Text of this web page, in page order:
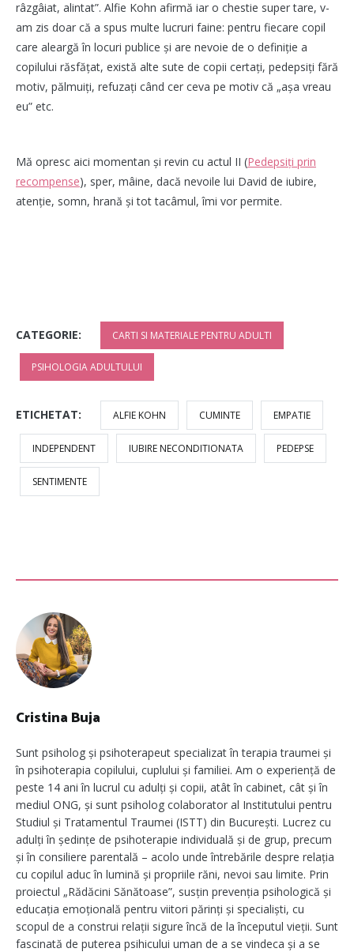
râzgâiat, alintat”. Alfie Kohn afirmă iar o chestie super tare, v-
am zis doar că a spus multe lucruri faine: pentru fiecare copil
care aleargă în locuri publice şi are nevoie de o definiţie a
copilului răsfăţat, există alte sute de copii certaţi, pedepsiţi fără
motiv, pălmuiți, refuzaţi când cer ceva pe motiv că „aşa vreau
eu” etc.
Mă opresc aici momentan și revin cu actul II (Pedepsiți prin
recompense), sper, mâine, dacă nevoile lui David de iubire,
atenție, somn, hrană și tot tacâmul, îmi vor permite.
CATEGORIE: CARTI SI MATERIALE PENTRU ADULTI
PSIHOLOGIA ADULTULUI
ETICHETAT: ALFIE KOHN CUMINTE EMPATIE
INDEPENDENT IUBIRE NECONDITIONATA PEDEPSE
SENTIMENTE
Cristina Buja
Sunt psiholog și psihoterapeut specializat în terapia traumei și
în psihoterapia copilului, cuplului și familiei. Am o experiență de
peste 14 ani în lucrul cu adulți și copii, atât în cabinet, cât și în
mediul ONG, și sunt psiholog colaborator al Institutului pentru
Studiul și Tratamentul Traumei (ISTT) din București. Lucrez cu
adulți în ședințe de psihoterapie individuală și de grup, precum
și în consiliere parentală – acolo unde întrebările despre relația
cu copilul aduc în lumină și propriile răni, nevoi sau limite. Prin
proiectul „Rădăcini Sănătoase”, susțin prevenția psihologică și
educația emoțională pentru viitori părinți și specialiști, cu
scopul de a construi relații sigure încă de la începutul vieții. Sunt
fascinată de puterea psihicului uman de a se vindeca și a se